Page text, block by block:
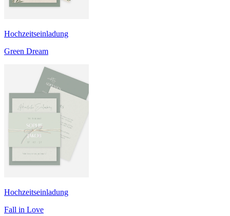
Hochzeitseinladung
Green Dream
Hochzeitseinladung
Fall in Love